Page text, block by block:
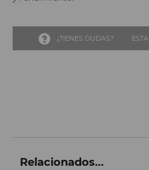
¿TIENES DUDAS?
Relacionados...